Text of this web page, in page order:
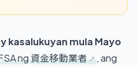
kasalukuyan mula Mayo
ng 資金移動業者
, ang